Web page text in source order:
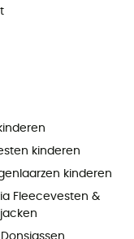
kinderen
kinderen
Fleecevesten &